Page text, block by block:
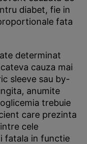
diabet, fie in
fata
determinat
cauza mai
sleeve sau by-
anumite
trebuie
care prezinta
cele
fatala in functie